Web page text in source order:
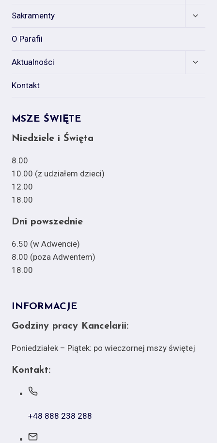
Sakramenty
Expand
O Parafii
Aktualności
Expand
Kontakt
MSZE ŚWIĘTE
Niedziele i Święta
8.00
10.00 (z udziałem dzieci)
12.00
18.00
Dni powszednie
6.50 (w Adwencie)
8.00 (poza Adwentem)
18.00
INFORMACJE
Godziny pracy Kancelarii:
Poniedziałek – Piątek: po wieczornej mszy świętej
Kontakt:
+48 888 238 288